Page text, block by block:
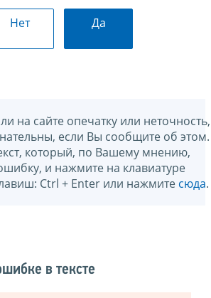
Нет Да
на сайте опечатку или неточность,
если Вы сообщите об этом.
который, по Вашему мнению,
и нажмите на клавиатуре
Ctrl + Enter или нажмите сюда.
в тексте